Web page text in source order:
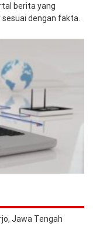
berita yang
dengan fakta.
Jawa Tengah